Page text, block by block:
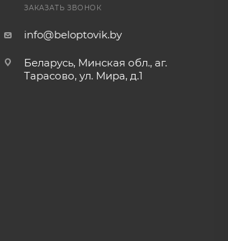
ЗАКАЗАТЬ ЗВОНОК
info@beloptovik.by
Беларусь, Минская обл., аг.
Тарасово, ул. Мира, д.1